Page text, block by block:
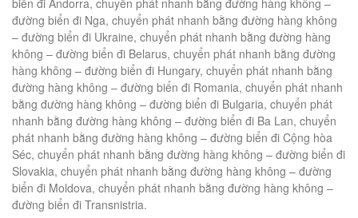
biển đi Andorra, chuyển phát nhanh bằng đường hàng không –
đường biển đi Nga, chuyển phát nhanh bằng đường hàng không
– đường biển đi Ukraine, chuyển phát nhanh bằng đường hàng
không – đường biển đi Belarus, chuyển phát nhanh bằng đường
hàng không – đường biển đi Hungary, chuyển phát nhanh bằng
đường hàng không – đường biển đi Romania, chuyển phát nhanh
bằng đường hàng không – đường biển đi Bulgaria, chuyển phát
nhanh bằng đường hàng không – đường biển đi Ba Lan, chuyển
phát nhanh bằng đường hàng không – đường biển đi Cộng hòa
Séc, chuyển phát nhanh bằng đường hàng không – đường biển đi
Slovakia, chuyển phát nhanh bằng đường hàng không – đường
biển đi Moldova, chuyển phát nhanh bằng đường hàng không –
đường biển đi Transnistria.